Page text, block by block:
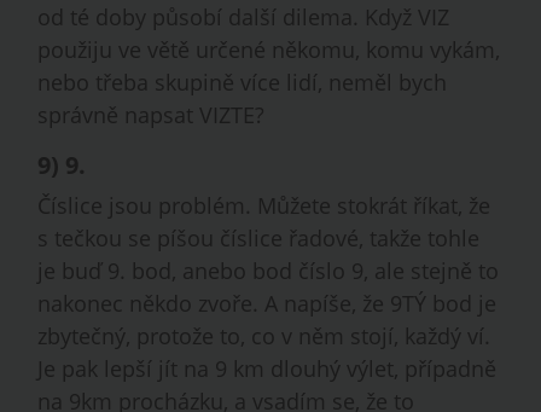
od té doby působí další dilema. Když VIZ
použiju ve větě určené někomu, komu vykám,
nebo třeba skupině více lidí, neměl bych
správně napsat VIZTE?
9) 9.
Číslice jsou problém. Můžete stokrát říkat, že
s tečkou se píšou číslice řadové, takže tohle
je buď 9. bod, anebo bod číslo 9, ale stejně to
nakonec někdo zvoře. A napíše, že 9TÝ bod je
zbytečný, protože to, co v něm stojí, každý ví.
Je pak lepší jít na 9 km dlouhý výlet, případně
na 9km procházku, a vsadím se, že to